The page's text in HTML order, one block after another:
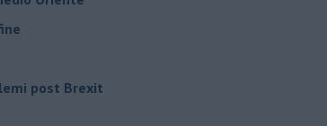
post Brexit